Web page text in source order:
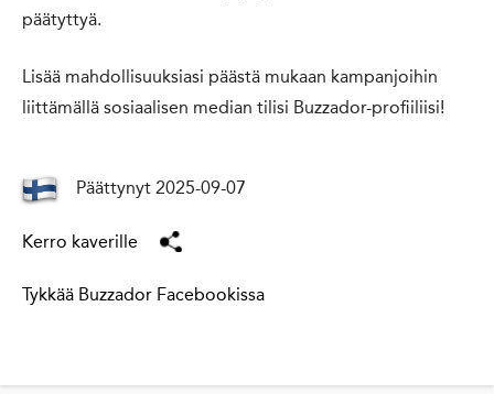
päätyttyä.
Lisää mahdollisuuksiasi päästä mukaan kampanjoihin
liittämällä sosiaalisen median tilisi Buzzador-profiiliisi!
Päättynyt 2025-09-07
Kerro kaverille
Tykkää Buzzador Facebookissa